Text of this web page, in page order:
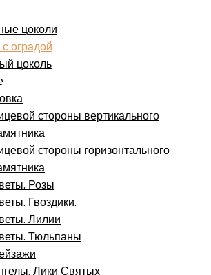
цоколи
оградой
цоколь
стороны вертикального
стороны горизонтального
Розы
Гвоздики.
Лилии
Тюльпаны
Лики Святых